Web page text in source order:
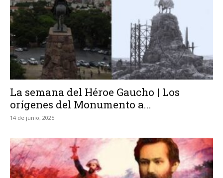
La semana del Héroe Gaucho | Los
orígenes del Monumento a...
14 de junio, 2025